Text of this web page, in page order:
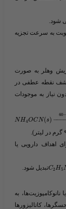
شود.
به سرعت تجزیه
وهلر
به صورت
کشف نقطه عطفی در
نیاز به موجودات
NH4OCN(s) −−−
60−
اهداف دارویی یا
C2H5
​تبدیل شود.
نانوکامپوزیت‌ها، به
کاتالیزورها